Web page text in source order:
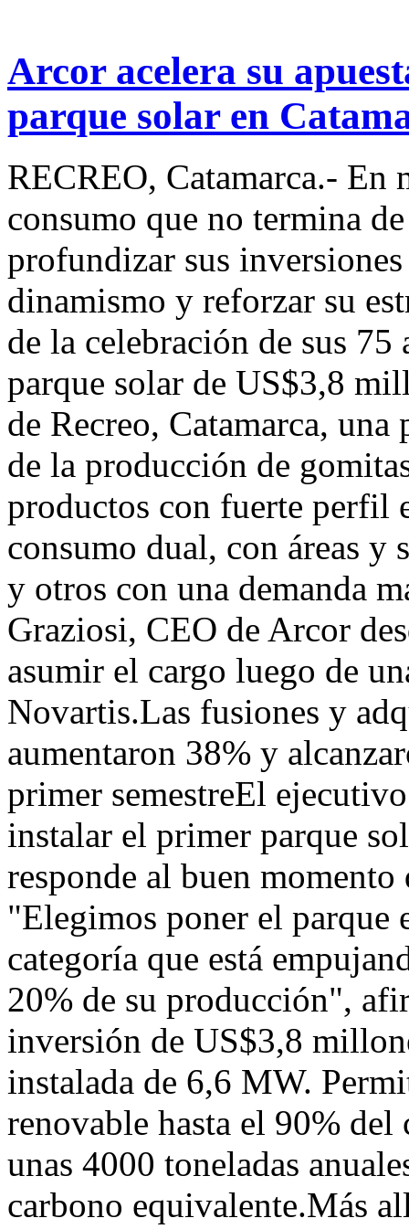
Arcor acelera su
parque solar en
RECREO, Catamarca.- En
consumo que no termina
profundizar sus
dinamismo y reforzar su
de la celebración de sus
parque solar de US$3,8
de Recreo, Catamarca,
de la producción de
productos con fuerte perfil
consumo dual, con áreas y
y otros con una demanda
Graziosi, CEO de Arcor
asumir el cargo luego de
Novartis.Las fusiones y
aumentaron 38% y
primer semestreEl
instalar el primer parque
responde al buen momento
"Elegimos poner el parque
categoría que está
20% de su producción",
inversión de US$3,8
instalada de 6,6 MW.
renovable hasta el 90%
unas 4000 toneladas
carbono equivalente.Más